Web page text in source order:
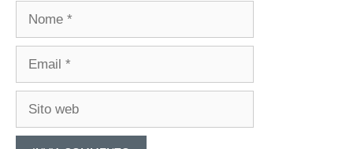
Nome
Email
Sito